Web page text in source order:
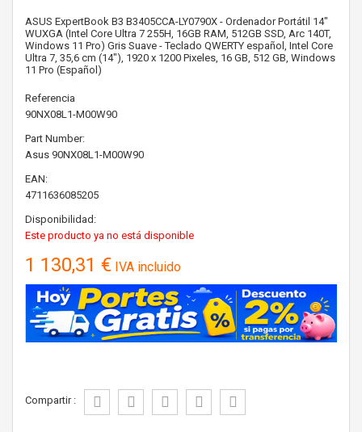
ASUS ExpertBook B3 B3405CCA-LY0790X - Ordenador Portátil 14"
WUXGA (Intel Core Ultra 7 255H, 16GB RAM, 512GB SSD, Arc 140T,
Windows 11 Pro) Gris Suave - Teclado QWERTY español, Intel Core
Ultra 7, 35,6 cm (14"), 1920 x 1200 Pixeles, 16 GB, 512 GB, Windows
11 Pro (Español)
Referencia
90NX08L1-M00W90
Part Number:
Asus 90NX08L1-M00W90
EAN:
4711636085205
Disponibilidad:
Este producto ya no está disponible
1 130,31 € IVA incluido
Compartir :